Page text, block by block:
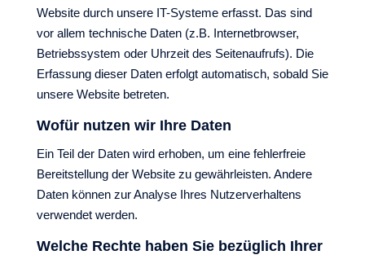
Website durch unsere IT-Systeme erfasst. Das sind
vor allem technische Daten (z.B. Internetbrowser,
Betriebssystem oder Uhrzeit des Seitenaufrufs). Die
Erfassung dieser Daten erfolgt automatisch, sobald Sie
unsere Website betreten.
Wofür nutzen wir Ihre Daten
Ein Teil der Daten wird erhoben, um eine fehlerfreie
Bereitstellung der Website zu gewährleisten. Andere
Daten können zur Analyse Ihres Nutzerverhaltens
verwendet werden.
Welche Rechte haben Sie bezüglich Ihrer